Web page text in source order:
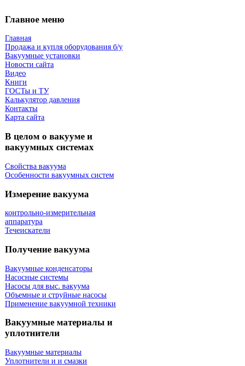
Главное меню
Главная
Продажа и купля оборудования б/y
Вакуумные установки
Новости сайта
Видео
Книги
ГОСТы и ТУ
Калькулятор давления
Контакты
Карта сaйта
В целом о вакууме и
вакуумных системах
Свойства вакуума
Особенности вакуумных систем
Измерение вакуума
контрольно-измерительная
аппаратура
Течеискатели
Получение вакуума
Вакуумные конденсаторы
Насосные системы
Насосы для выс. вакуума
Объемные и струйные насосы
Применение вакуумной техники
Вакуумные материалы и
уплотнители
Вакуумные материалы
Уплотнители и и смазки